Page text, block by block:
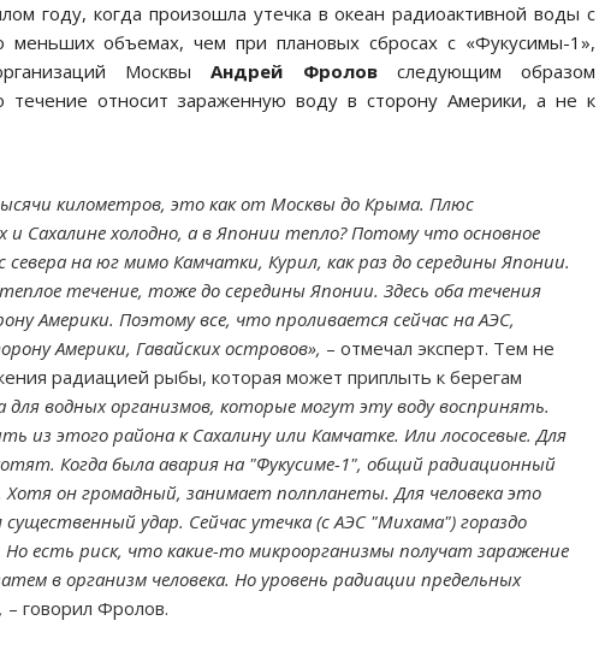
году, когда произошла утечка в океан радиоактивной воды с
меньших объемах, чем при плановых сбросах с «Фукусимы-1»,
МосквыАндрей Фроловследующим образом
течение относит зараженную воду в сторону Америки, а не к
километров, это как от Москвы до Крыма. Плюс
и Сахалине холодно, а в Японии тепло? Потому что основное
на юг мимо Камчатки, Курил, как раз до середины Японии.
течение, тоже до середины Японии. Здесь оба течения
Америки. Поэтому все, что проливается сейчас на АЭС,
Америки, Гавайских островов», – отмечал эксперт. Тем не
радиацией рыбы, которая может приплыть к берегам
для водных организмов, которые могут эту воду воспринять.
из этого района к Сахалину или Камчатке. Или лососевые. Для
Когда была авария на "Фукусиме-1", общий радиационный
Хотя он громадный, занимает полпланеты. Для человека это
удар. Сейчас утечка (с АЭС "Михама") гораздо
есть риск, что какие-то микроорганизмы получат заражение
в организм человека. Но уровень радиации предельных
– говорил Фролов.